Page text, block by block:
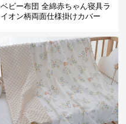
ベビー布団 全綿赤ちゃん寝具ラ
イオン柄両面仕様掛けカバー